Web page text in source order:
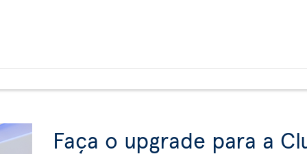
Faça o upgrade para a